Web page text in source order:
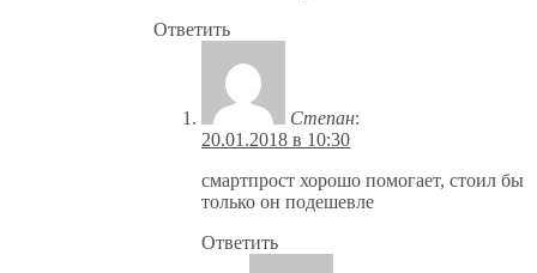
Ответить
Степан:
20.01.2018 в 10:30
смартпрост хорошо помогает, стоил бы
только он подешевле
Ответить